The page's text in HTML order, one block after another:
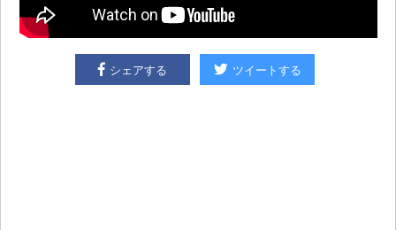
シェアする ツイートする